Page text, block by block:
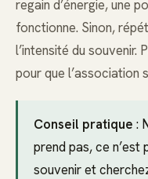
regain d’énergie, une
fonctionne. Sinon,
l’intensité du souvenir.
pour que l’association
Conseil pratique :
prend pas, ce
souvenir et